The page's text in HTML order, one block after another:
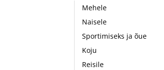
Mehele
Naisele
Sportimiseks ja õue
Koju
Reisile